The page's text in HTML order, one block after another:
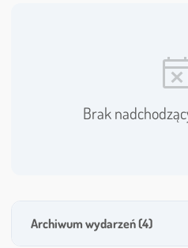
Brak
Archiwum wydarzeń (4)